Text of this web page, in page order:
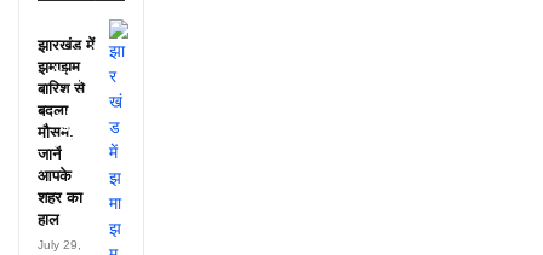
25
अफसरों
के नाम,
हर महीने
पहुंचते थे
लाखों!
झारखंड में
झमाझम
बारिश से
बदला
मौसम,
जानें
आपके
शहर का
हाल
July 29,